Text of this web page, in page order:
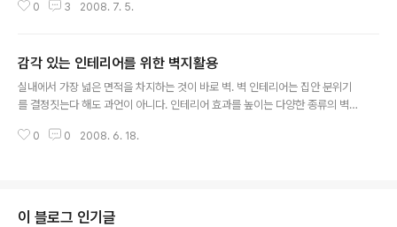
를 고르는 요령이 필요하다. 패턴이 클수록 공간이 답답해 보이는 감이 있지만,
으로 반복되는 것이 불규칙적인 패턴보다 축소감이 덜한 편. 한편 위로 상승하
는 느낌의 패턴은 착시 효과를 주어 민무의 벽지보다 공간이 탁 트인 느낌을 준
다. 대동벽지 디자이너 강남영 씨는 시선이 위나 아래로 모아지는 벽지일 경우
0 3 2008. 7. 5.
감각 있는 인테리어를 위한 벽지활용
실내에서 가장 넓은 면적을 차지하는 것이 바로 벽. 벽 인테리어는 집안 분위기
를 결정짓는다 해도 과언이 아니다. 인테리어 효과를 높이는 다양한 종류의 벽
떤 벽지가 좋을까? 이왕이면 건강에도 도움이 되는 벽지가 어떨까? 고민 중이라
라도 우리 집에 꼭 어울리지 않을 수도 있다. 집안 분위기와 맞추기 위해서는 집
0 0 2008. 6. 18.
이 블로그 인기글